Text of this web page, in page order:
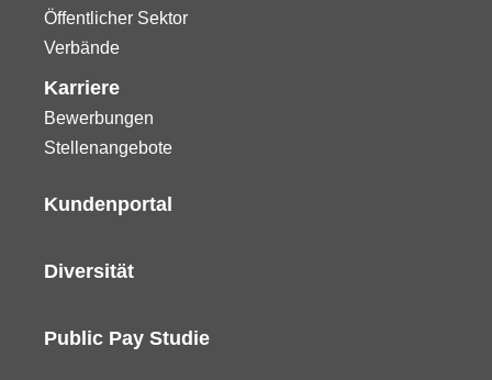
Öffentlicher Sektor
Verbände
Karriere
Bewerbungen
Stellenangebote
Kundenportal
Diversität
Public Pay Studie